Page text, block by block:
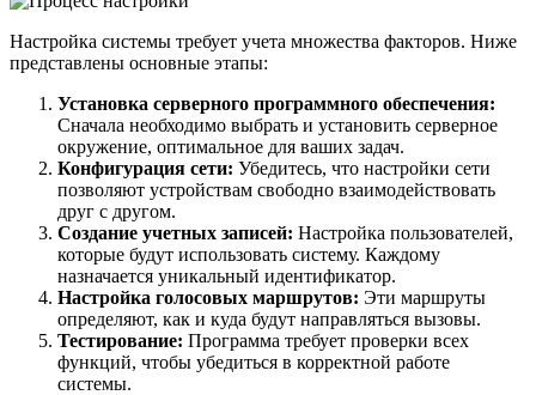
Настройка системы требует учета множества факторов. Ниже
представлены основные этапы:
Установка серверного программного обеспечения:
Сначала необходимо выбрать и установить серверное
окружение, оптимальное для ваших задач.
Конфигурация сети: Убедитесь, что настройки сети
позволяют устройствам свободно взаимодействовать
друг с другом.
Создание учетных записей: Настройка пользователей,
которые будут использовать систему. Каждому
назначается уникальный идентификатор.
Настройка голосовых маршрутов: Эти маршруты
определяют, как и куда будут направляться вызовы.
Тестирование: Программа требует проверки всех
функций, чтобы убедиться в корректной работе
системы.